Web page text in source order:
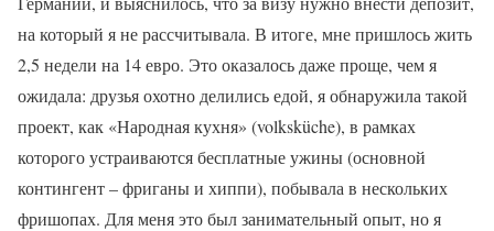
на который я не рассчитывала. В итоге, мне пришлось жить
2,5 недели на 14 евро. Это оказалось даже проще, чем я
ожидала: друзья охотно делились едой, я обнаружила такой
проект, как «Народная кухня» (volksküche), в рамках
которого устраиваются бесплатные ужины (основной
контингент – фриганы и хиппи), побывала в нескольких
фришопах. Для меня это был занимательный опыт, но я